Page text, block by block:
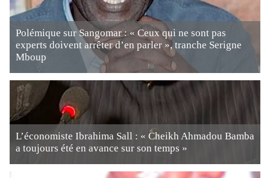
Polémique sur Sangomar : « Ceux qui ne sont pas
experts doivent arrêter d’en parler », tranche Serigne
Mboup
L’économiste Ibrahima Sall : « Cheikh Ahmadou Bamba
a toujours été en avance sur son temps »